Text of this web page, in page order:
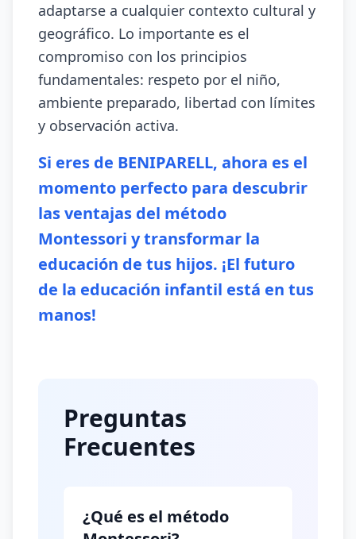
adaptarse a cualquier contexto cultural y
geográfico. Lo importante es el
compromiso con los principios
fundamentales: respeto por el niño,
ambiente preparado, libertad con límites
y observación activa.
Si eres de BENIPARELL, ahora es el
momento perfecto para descubrir
las ventajas del método
Montessori y transformar la
educación de tus hijos. ¡El futuro
de la educación infantil está en tus
manos!
Preguntas
Frecuentes
¿Qué es el método